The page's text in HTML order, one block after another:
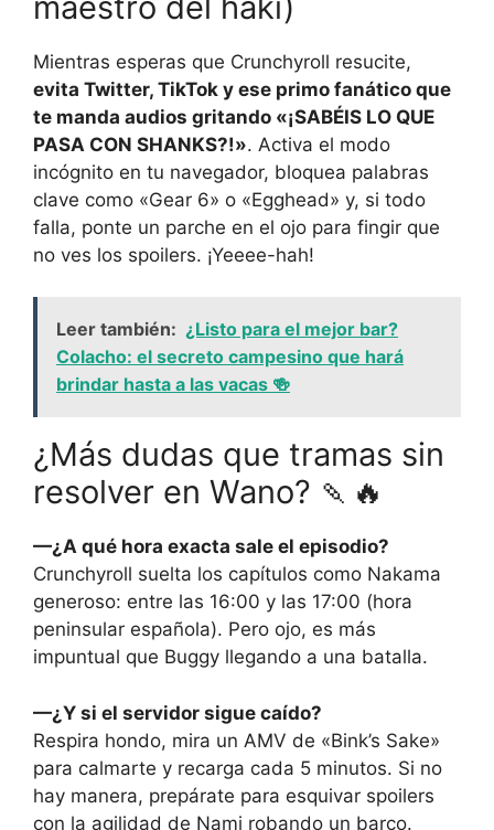
Mientras esperas que Crunchyroll resucite,
evita Twitter, TikTok y ese primo fanático que
te manda audios gritando «¡SABÉIS LO QUE
PASA CON SHANKS?!». Activa el modo
incógnito en tu navegador, bloquea palabras
clave como «Gear 6» o «Egghead» y, si todo
falla, ponte un parche en el ojo para fingir que
no ves los spoilers. ¡Yeeee-hah!
Leer también: ¿Listo para el mejor bar?
Colacho: el secreto campesino que hará
brindar hasta a las vacas 🍻
¿Más dudas que tramas sin
resolver en Wano? 🍡🔥
—¿A qué hora exacta sale el episodio?
Crunchyroll suelta los capítulos como Nakama
generoso: entre las 16:00 y las 17:00 (hora
peninsular española). Pero ojo, es más
impuntual que Buggy llegando a una batalla.
—¿Y si el servidor sigue caído?
Respira hondo, mira un AMV de «Bink’s Sake»
para calmarte y recarga cada 5 minutos. Si no
hay manera, prepárate para esquivar spoilers
con la agilidad de Nami robando un barco.